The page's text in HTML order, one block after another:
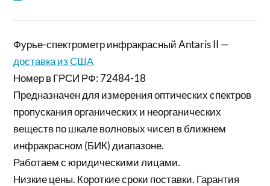
Фурье-спектрометр инфракрасный Antaris II —
доставка из США
Номер в ГРСИ РФ: 72484-18
Предназначен для измерения оптических спектров
пропускания органических и неорганических
веществ по шкале волновых чисел в ближнем
инфракрасном (БИК) диапазоне.
Работаем с юридическими лицами.
Низкие цены. Короткие сроки поставки. Гарантия